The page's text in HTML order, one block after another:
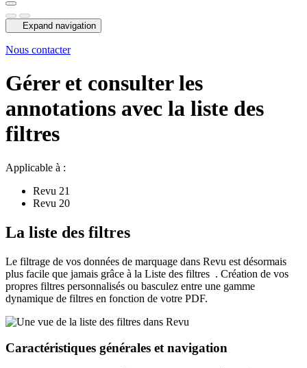
Expand navigation
Nous contacter
Gérer et consulter les
annotations avec la liste des
filtres
Applicable à :
Revu 21
Revu 20
La liste des filtres
Le filtrage de vos données de marquage dans Revu est désormais
plus facile que jamais grâce à la Liste des filtres . Création de vos
propres filtres personnalisés ou basculez entre une gamme
dynamique de filtres en fonction de votre PDF.
Caractéristiques générales et navigation